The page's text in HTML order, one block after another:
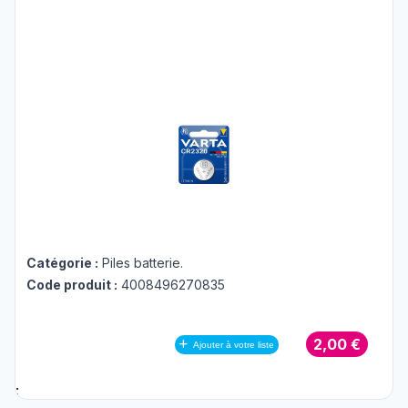
Catégorie : Piles batterie.
Code produit : 4008496270835
Ajouter à votre liste 2,00 €
;